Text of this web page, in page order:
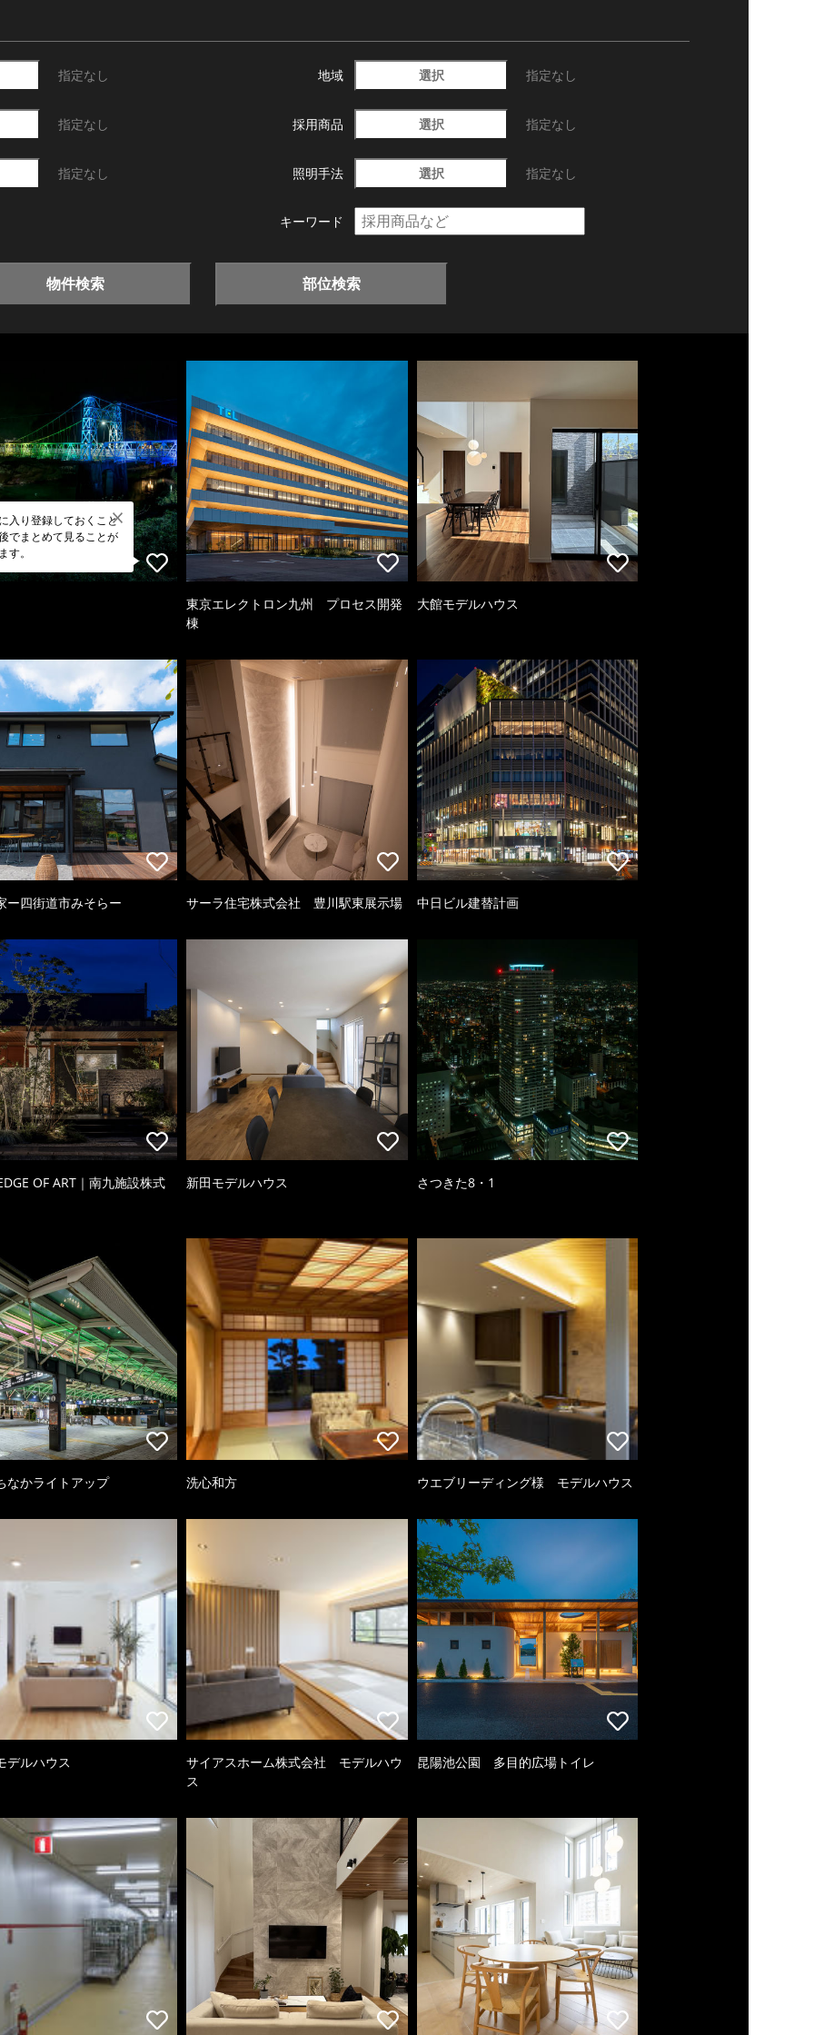
指定なし 地域 選択 指定なし
指定なし 採用商品 選択 指定なし
指定なし 照明手法 選択 指定なし
キーワード
物件検索 部位検索
入り登録しておくこと
でまとめて見ることが
す。
東京エレクトロン九州 プロセス開発
棟
大館モデルハウス
ー四街道市みそらー サーラ住宅株式会社 豊川駅東展示場 中日ビル建替計画
OF ART｜南九施設株式 新田モデルハウス さつきた8・1
なかライトアップ 洗心和方 ウエブリーディング様 モデルハウス
デルハウス
サイアスホーム株式会社 モデルハウ
ス
昆陽池公園 多目的広場トイレ